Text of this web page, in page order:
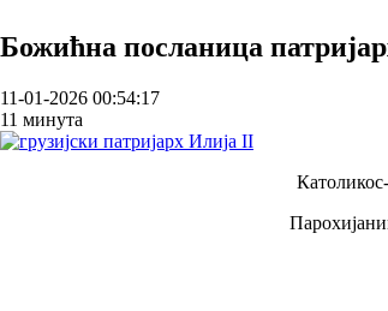
Божићна посланица
11-01-2026 00:54:17
11 минута